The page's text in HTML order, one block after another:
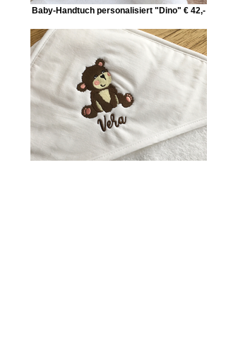
Baby-Handtuch personalisiert "Dino" € 42,-